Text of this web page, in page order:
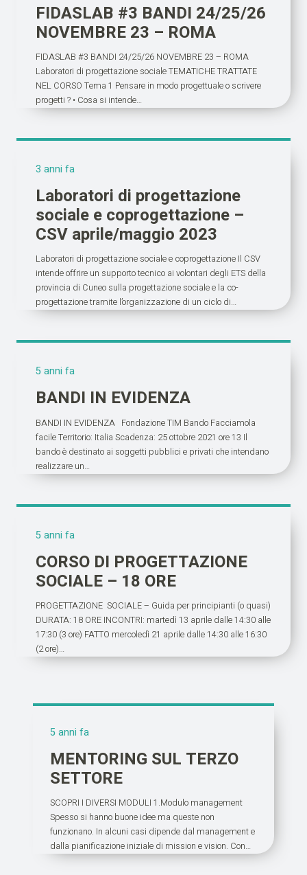
FIDASLAB #3 BANDI 24/25/26
NOVEMBRE 23 – ROMA
FIDASLAB #3 BANDI 24/25/26 NOVEMBRE 23 – ROMA
Laboratori di progettazione sociale TEMATICHE TRATTATE
NEL CORSO Tema 1 Pensare in modo progettuale o scrivere
progetti ? • Cosa si intende…
3 anni fa
Laboratori di progettazione
sociale e coprogettazione –
CSV aprile/maggio 2023
Laboratori di progettazione sociale e coprogettazione Il CSV
intende offrire un supporto tecnico ai volontari degli ETS della
provincia di Cuneo sulla progettazione sociale e la co-
progettazione tramite l’organizzazione di un ciclo di…
5 anni fa
BANDI IN EVIDENZA
BANDI IN EVIDENZA Fondazione TIM Bando Facciamola
facile Territorio: Italia Scadenza: 25 ottobre 2021 ore 13 Il
bando è destinato ai soggetti pubblici e privati che intendano
realizzare un…
5 anni fa
CORSO DI PROGETTAZIONE
SOCIALE – 18 ORE
PROGETTAZIONE SOCIALE – Guida per principianti (o quasi)
DURATA: 18 ORE INCONTRI: martedì 13 aprile dalle 14:30 alle
17:30 (3 ore) FATTO mercoledì 21 aprile dalle 14:30 alle 16:30
(2 ore)…
5 anni fa
MENTORING SUL TERZO
SETTORE
SCOPRI I DIVERSI MODULI 1.Modulo management
Spesso si hanno buone idee ma queste non
funzionano. In alcuni casi dipende dal management e
dalla pianificazione iniziale di mission e vision. Con…